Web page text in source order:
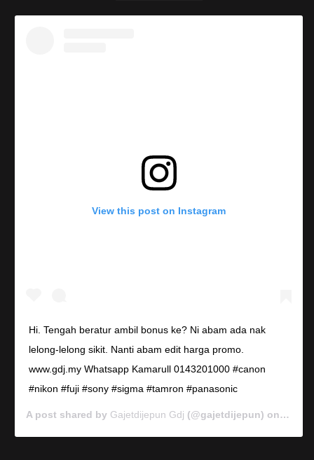
View this post on Instagram
Hi. Tengah beratur ambil bonus ke? Ni abam ada nak
lelong-lelong sikit. Nanti abam edit harga promo.
www.gdj.my Whatsapp Kamarull 0143201000 #canon
#nikon #fuji #sony #sigma #tamron #panasonic
A post shared by Gajetdijepun Gdj (@gajetdijepun) on Jan 7,